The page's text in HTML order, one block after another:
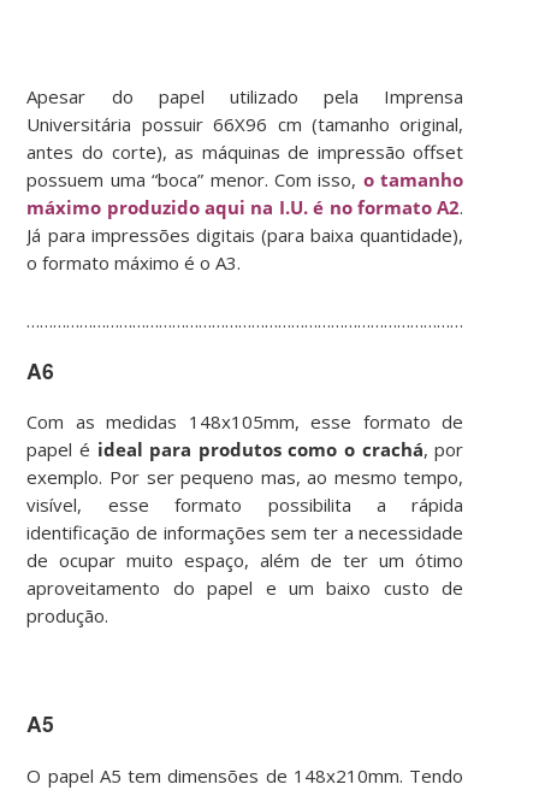
Apesar do papel utilizado pela Imprensa
Universitária possuir 66X96 cm (tamanho original,
antes do corte), as máquinas de impressão offset
possuem uma “boca” menor. Com isso, o tamanho
máximo produzido aqui na I.U. é no formato A2.
Já para impressões digitais (para baixa quantidade),
o formato máximo é o A3.
A6
Com as medidas 148x105mm, esse formato de
papel é ideal para produtos como o crachá, por
exemplo. Por ser pequeno mas, ao mesmo tempo,
visível, esse formato possibilita a rápida
identificação de informações sem ter a necessidade
de ocupar muito espaço, além de ter um ótimo
aproveitamento do papel e um baixo custo de
produção.
A5
O papel A5 tem dimensões de 148x210mm. Tendo